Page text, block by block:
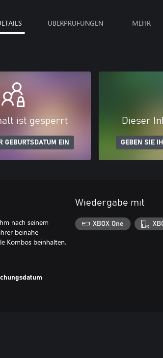
ÜBERPRÜFUNGEN MEHR
ist gesperrt
GEBURTSDATUM EIN
Dieser
GEBEN SIE
nach seinem
beinahe
Kombos beinhalten,
Wiedergabe mit
XBOX One